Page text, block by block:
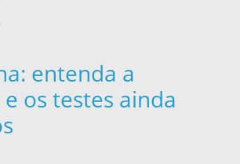
entenda a
os testes ainda